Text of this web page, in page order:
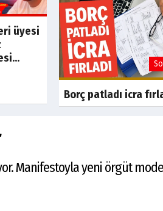
Gizlilik
Son Dakika
üyesi
Borç patladı icra
Manifestoyla yeni örgüt